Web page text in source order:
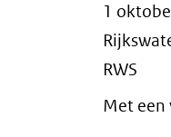
1
RWS
Met een